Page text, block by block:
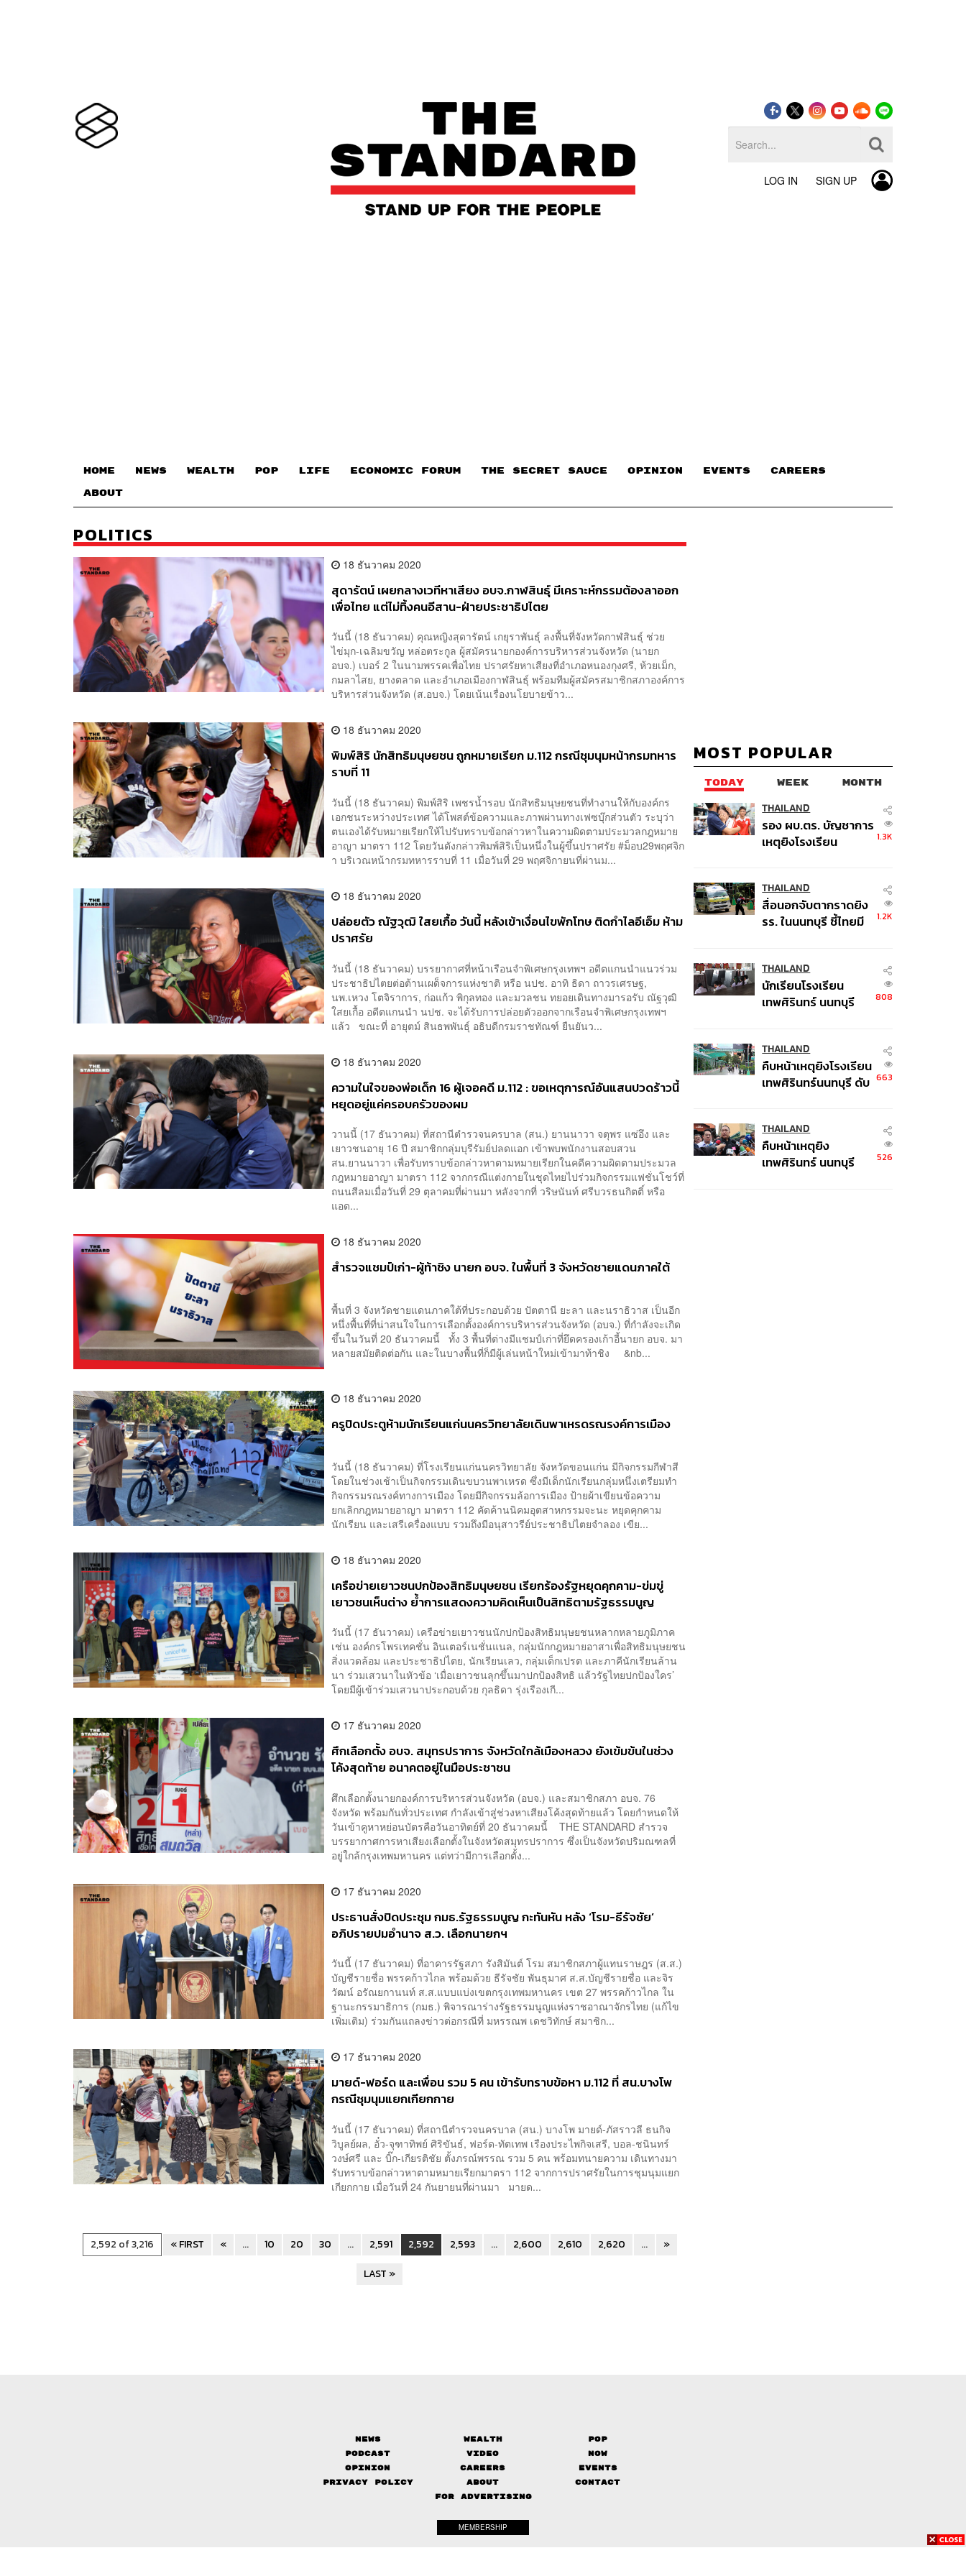
LOG IN SIGN UP
HOME NEWS WEALTH POP LIFE ECONOMIC FORUM THE SECRET SAUCE​ OPINION EVENTS CAREERS
ABOUT
POLITICS
18 ธันวาคม 2020
สุดารัตน์ เผยกลางเวทีหาเสียง อบจ.กาฬสินธุ์ มีเคราะห์กรรมต้องลาออก
เพื่อไทย แต่ไม่ทิ้งคนอีสาน-ฝ่ายประชาธิปไตย
วันนี้ (18 ธันวาคม) คุณหญิงสุดารัตน์ เกยุราพันธุ์ ลงพื้นที่จังหวัดกาฬสินธุ์ ช่วย
ไข่มุก-เฉลิมขวัญ หล่อตระกูล ผู้สมัครนายกองค์การบริหารส่วนจังหวัด (นายก
อบจ.) เบอร์ 2 ในนามพรรคเพื่อไทย ปราศรัยหาเสียงที่อำเภอหนองกุงศรี, ห้วยเม็ก,
กมลาไสย, ยางตลาด และอำเภอเมืองกาฬสินธุ์ พร้อมทีมผู้สมัครสมาชิกสภาองค์การ
บริหารส่วนจังหวัด (ส.อบจ.) โดยเน้นเรื่องนโยบายข้าว...
18 ธันวาคม 2020
พิมพ์สิริ นักสิทธิมนุษยชน ถูกหมายเรียก ม.112 กรณีชุมนุมหน้ากรมทหาร
ราบที่ 11
วันนี้ (18 ธันวาคม) พิมพ์สิริ เพชรน้ำรอบ นักสิทธิมนุษยชนที่ทำงานให้กับองค์กร
เอกชนระหว่างประเทศ ได้โพสต์ข้อความและภาพผ่านทางเฟซบุ๊กส่วนตัว ระบุว่า
ตนเองได้รับหมายเรียกให้ไปรับทราบข้อกล่าวหาในความผิดตามประมวลกฎหมาย
อาญา มาตรา 112 โดยวันดังกล่าวพิมพ์สิริเป็นหนึ่งในผู้ขึ้นปราศรัย #ม็อบ29พฤศจิก
า บริเวณหน้ากรมทหารราบที่ 11 เมื่อวันที่ 29 พฤศจิกายนที่ผ่านม...
18 ธันวาคม 2020
ปล่อยตัว ณัฐวุฒิ ใสยเกื้อ วันนี้ หลังเข้าเงื่อนไขพักโทษ ติดกำไลอีเอ็ม ห้าม
ปราศรัย
วันนี้ (18 ธันวาคม) บรรยากาศที่หน้าเรือนจำพิเศษกรุงเทพฯ อดีตแกนนำแนวร่วม
ประชาธิปไตยต่อต้านเผด็จการแห่งชาติ หรือ นปช. อาทิ ธิดา ถาวรเศรษฐ,
นพ.เหวง โตจิราการ, ก่อแก้ว พิกุลทอง และมวลชน ทยอยเดินทางมารอรับ ณัฐวุฒิ
ใสยเกื้อ อดีตแกนนำ นปช. จะได้รับการปล่อยตัวออกจากเรือนจำพิเศษกรุงเทพฯ
แล้ว ขณะที่ อายุตม์ สินธพพันธุ์ อธิบดีกรมราชทัณฑ์ ยืนยันว...
18 ธันวาคม 2020
ความในใจของพ่อเด็ก 16 ผู้เจอคดี ม.112 : ขอเหตุการณ์อันแสนปวดร้าวนี้
หยุดอยู่แค่ครอบครัวของผม
วานนี้ (17 ธันวาคม) ที่สถานีตำรวจนครบาล (สน.) ยานนาวา จตุพร แซ่อึง และ
เยาวชนอายุ 16 ปี สมาชิกกลุ่มบุรีรัมย์ปลดแอก เข้าพบพนักงานสอบสวน
สน.ยานนาวา เพื่อรับทราบข้อกล่าวหาตามหมายเรียกในคดีความผิดตามประมวล
กฎหมายอาญา มาตรา 112 จากกรณีแต่งกายในชุดไทยไปร่วมกิจกรรมแฟชั่นโชว์ที่
ถนนสีลมเมื่อวันที่ 29 ตุลาคมที่ผ่านมา หลังจากที่ วริษนันท์ ศรีบวรธนกิตติ์ หรือ
แอด...
18 ธันวาคม 2020
สำรวจแชมป์เก่า-ผู้ท้าชิง นายก อบจ. ในพื้นที่ 3 จังหวัดชายแดนภาคใต้
พื้นที่ 3 จังหวัดชายแดนภาคใต้ที่ประกอบด้วย ปัตตานี ยะลา และนราธิวาส เป็นอีก
หนึ่งพื้นที่ที่น่าสนใจในการเลือกตั้งองค์การบริหารส่วนจังหวัด (อบจ.) ที่กำลังจะเกิด
ขึ้นในวันที่ 20 ธันวาคมนี้ ทั้ง 3 พื้นที่ต่างมีแชมป์เก่าที่ยึดครองเก้าอี้นายก อบจ. มา
หลายสมัยติดต่อกัน และในบางพื้นที่ก็มีผู้เล่นหน้าใหม่เข้ามาท้าชิง &nb...
18 ธันวาคม 2020
ครูปิดประตูห้ามนักเรียนแก่นนครวิทยาลัยเดินพาเหรดรณรงค์การเมือง
วันนี้ (18 ธันวาคม) ที่โรงเรียนแก่นนครวิทยาลัย จังหวัดขอนแก่น มีกิจกรรมกีฬาสี
โดยในช่วงเช้าเป็นกิจกรรมเดินขบวนพาเหรด ซึ่งมีเด็กนักเรียนกลุ่มหนึ่งเตรียมทำ
กิจกรรมรณรงค์ทางการเมือง โดยมีกิจกรรมล้อการเมือง ป้ายผ้าเขียนข้อความ
ยกเลิกกฎหมายอาญา มาตรา 112 คัดค้านนิคมอุตสาหกรรมจะนะ หยุดคุกคาม
นักเรียน และเสรีเครื่องแบบ รวมถึงมีอนุสาวรีย์ประชาธิปไตยจำลอง เขีย...
18 ธันวาคม 2020
เครือข่ายเยาวชนปกป้องสิทธิมนุษยชน เรียกร้องรัฐหยุดคุกคาม-ข่มขู่
เยาวชนเห็นต่าง ย้ำการแสดงความคิดเห็นเป็นสิทธิตามรัฐธรรมนูญ
วันนี้ (17 ธันวาคม) เครือข่ายเยาวชนนักปกป้องสิทธิมนุษยชนหลากหลายภูมิภาค
เช่น องค์กรโพรเทคชั่น อินเตอร์เนชั่นแนล, กลุ่มนักกฎหมายอาสาเพื่อสิทธิมนุษยชน
สิ่งแวดล้อม และประชาธิปไตย, นักเรียนเลว, กลุ่มเด็กเปรต และภาคีนักเรียนล้าน
นา ร่วมเสวนาในหัวข้อ ‘เมื่อเยาวชนลุกขึ้นมาปกป้องสิทธิ แล้วรัฐไทยปกป้องใคร’
โดยมีผู้เข้าร่วมเสวนาประกอบด้วย กุลธิดา รุ่งเรืองเกี...
17 ธันวาคม 2020
ศึกเลือกตั้ง อบจ. สมุทรปราการ จังหวัดใกล้เมืองหลวง ยังเข้มข้นในช่วง
โค้งสุดท้าย อนาคตอยู่ในมือประชาชน
ศึกเลือกตั้งนายกองค์การบริหารส่วนจังหวัด (อบจ.) และสมาชิกสภา อบจ. 76
จังหวัด พร้อมกันทั่วประเทศ กำลังเข้าสู่ช่วงหาเสียงโค้งสุดท้ายแล้ว โดยกำหนดให้
วันเข้าคูหาหย่อนบัตรคือวันอาทิตย์ที่ 20 ธันวาคมนี้ THE STANDARD สำรวจ
บรรยากาศการหาเสียงเลือกตั้งในจังหวัดสมุทรปราการ ซึ่งเป็นจังหวัดปริมณฑลที่
อยู่ใกล้กรุงเทพมหานคร แต่ทว่ามีการเลือกตั้ง...
17 ธันวาคม 2020
ประธานสั่งปิดประชุม กมธ.รัฐธรรมนูญ กะทันหัน หลัง ‘โรม-ธีรัจชัย’
อภิปรายปมอำนาจ ส.ว. เลือกนายกฯ
วันนี้ (17 ธันวาคม) ที่อาคารรัฐสภา รังสิมันต์ โรม สมาชิกสภาผู้แทนราษฎร (ส.ส.)
บัญชีรายชื่อ พรรคก้าวไกล พร้อมด้วย ธีรัจชัย พันธุมาศ ส.ส.บัญชีรายชื่อ และจิร
วัฒน์ อรัณยกานนท์ ส.ส.แบบแบ่งเขตกรุงเทพมหานคร เขต 27 พรรคก้าวไกล ใน
ฐานะกรรมาธิการ (กมธ.) พิจารณาร่างรัฐธรรมนูญแห่งราชอาณาจักรไทย (แก้ไข
เพิ่มเติม) ร่วมกันแถลงข่าวต่อกรณีที่ มหรรณพ เดชวิทักษ์ สมาชิก...
17 ธันวาคม 2020
มายด์-ฟอร์ด และเพื่อน รวม 5 คน เข้ารับทราบข้อหา ม.112 ที่ สน.บางโพ
กรณีชุมนุมแยกเกียกกาย
วันนี้ (17 ธันวาคม) ที่สถานีตำรวจนครบาล (สน.) บางโพ มายด์-ภัสราวลี ธนกิจ
วิบูลย์ผล, อั๋ว-จุฑาทิพย์ ศิริขันธ์, ฟอร์ด-ทัตเทพ เรืองประไพกิจเสรี, บอล-ชนินทร์
วงษ์ศรี และ บิ๊ก-เกียรติชัย ตั้งภรณ์พรรณ รวม 5 คน พร้อมทนายความ เดินทางมา
รับทราบข้อกล่าวหาตามหมายเรียกมาตรา 112 จากการปราศรัยในการชุมนุมแยก
เกียกกาย เมื่อวันที่ 24 กันยายนที่ผ่านมา มายด...
2,592 of 3,216 « FIRST « ... 10 20 30 ... 2,591 2,592 2,593 ... 2,600 2,610 2,620 ...
»
LAST »
MOST POPULAR
TODAY WEEK MONTH
THAILAND
รอง ผบ.ตร. บัญชาการ
เหตุยิงโรงเรียน
คนติดค้าง พบศพปู่-ย่า
ที่บ้านพักผู้ก่อเหตุ
1.3K
THAILAND
สื่อนอกจับตากราดยิง
รร. ในนนทบุรี ชี้ไทยมี
1.2K
THAILAND
นักเรียนโรงเรียน
เทพศิรินทร์ นนทบุรี
เหตุใช้อาวุธปืนภายใน
โรงเรียนคลี่คลาย
808
THAILAND
คืบหน้าเหตุยิงโรงเรียน
เทพศิรินทร์นนทบุรี ดับ
เหตุ
663
THAILAND
คืบหน้าเหตุยิง
เทพศิรินทร์ นนทบุรี
526
News Wealth
Pop
Podcast
Video
Now
Opinion
Careers
Events
Privacy Policy
About
Contact
FOR ADVERTISING
MEMBERSHIP